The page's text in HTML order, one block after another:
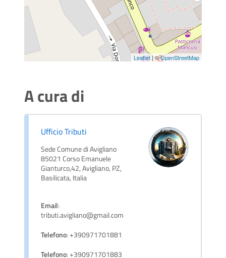
Leaflet| ©OpenStreetMap
A cura di
Ufficio Tributi
Sede Comune di Avigliano
85021 Corso Emanuele
Gianturco,42, Avigliano, PZ,
Basilicata, Italia
Email:
tributi.avigliano@gmail.com
Telefono: +390971701881
Telefono: +390971701883